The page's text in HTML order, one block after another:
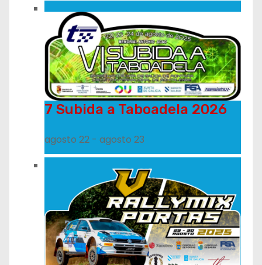
7 Subida a Taboadela 2026
agosto 22 - agosto 23